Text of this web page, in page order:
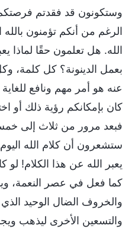
وستكونون قد فقدتم
الرغم من أنكم تؤمنون
الله. هل تعلمون حقًا لماذا
بعمل الدينونة؟ كل كلمة،
عنه هو أمر مهم ونافع
كان بإمكانكم رؤية ذلك أو
فبعد مرور من ثلاث إلى
ستشعرون أن كلام الله
يعبر الله عن هذا الكلام! لو
والخروف الضال الوحيد
والتسعين الأخرى ليذهب